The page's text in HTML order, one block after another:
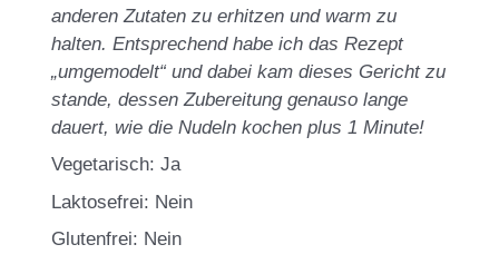
anderen Zutaten zu erhitzen und warm zu
halten. Entsprechend habe ich das Rezept
„umgemodelt“ und dabei kam dieses Gericht zu
stande, dessen Zubereitung genauso lange
dauert, wie die Nudeln kochen plus 1 Minute!
Vegetarisch: Ja
Laktosefrei: Nein
Glutenfrei: Nein